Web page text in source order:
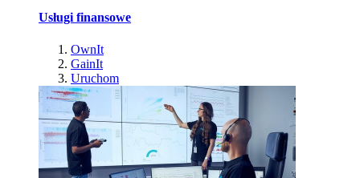
Usługi finansowe
OwnIt
GainIt
Uruchom